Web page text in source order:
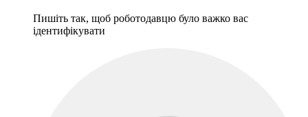
Пишіть так, щоб роботодавцю було важко вас
ідентифікувати